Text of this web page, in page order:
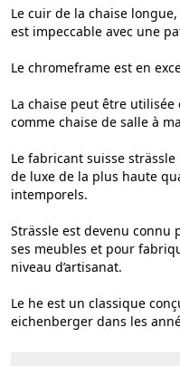
Le cuir de la chaise
est impeccable avec une
Le chromeframe est en
La chaise peut être
comme chaise de salle à
Le fabricant suisse
de luxe de la plus haute
intemporels.
Strässle est devenu
ses meubles et pour
niveau d’artisanat.
Le he est un classique
eichenberger dans les